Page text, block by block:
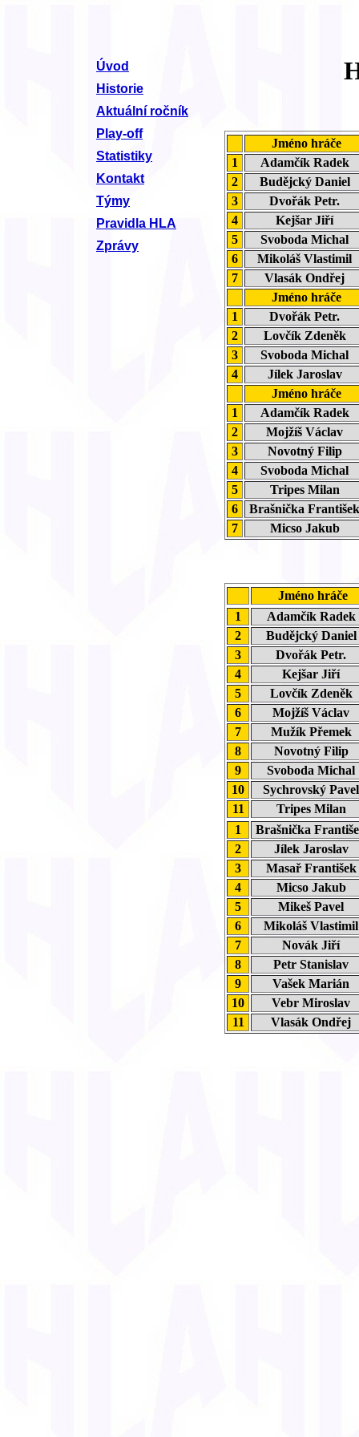
Úvod
Historie
Aktuální ročník
Play-off
Statistiky
Kontakt
Týmy
Pravidla HLA
Zprávy
Jméno hráče
1
Adamčík Radek
2
Budějcký Daniel
3
Dvořák Petr.
4
Kejšar Jiří
5
Svoboda Michal
6
Mikoláš Vlastimil
7
Vlasák Ondřej
Jméno hráče
1
Dvořák Petr.
2
Lovčík Zdeněk
3
Svoboda Michal
4
Jílek Jaroslav
Jméno hráče
1
Adamčík Radek
2
Mojžíš Václav
3
Novotný Filip
4
Svoboda Michal
5
Tripes Milan
6
Brašnička
7
Micso Jakub
Jméno hráče
1
Adamčík
2
Budějcký
3
Dvořák Petr.
4
Kejšar Jiří
5
Lovčík Zdeněk
6
Mojžíš Václav
7
Mužík Přemek
8
Novotný Filip
9
Svoboda
10
Sychrovský
11
Tripes Milan
1
Brašnička
2
Jílek Jaroslav
3
Masař
4
Micso Jakub
5
Mikeš Pavel
6
Mikoláš
7
Novák Jiří
8
Petr Stanislav
9
Vašek Marián
10
Vebr Miroslav
11
Vlasák Ondřej